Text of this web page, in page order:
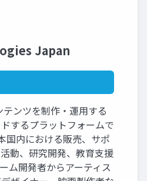
Japan
ンツを制作・運用する
するプラットフォームで
国内における販売、サポ
動、研究開発、教育支援
ム開発者からアーティス